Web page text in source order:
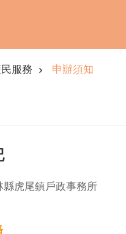
服務 申辦須知
縣虎尾鎮戶政事務所